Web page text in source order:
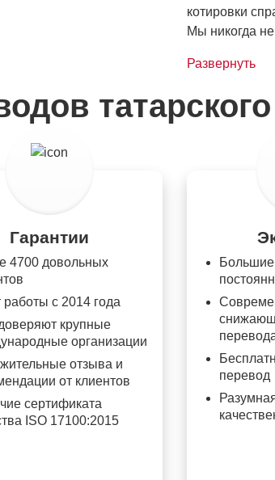
котировки
Мы никогда
Развернуть
Гарантии
4700 довольных
с 2014 года
крупные
организации
отзыва и
от клиентов
сертификата
ISO 17100:2015
Большие
перевод